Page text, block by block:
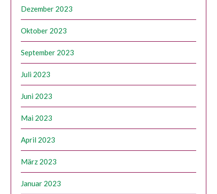
Dezember 2023
Oktober 2023
September 2023
Juli 2023
Juni 2023
Mai 2023
April 2023
März 2023
Januar 2023